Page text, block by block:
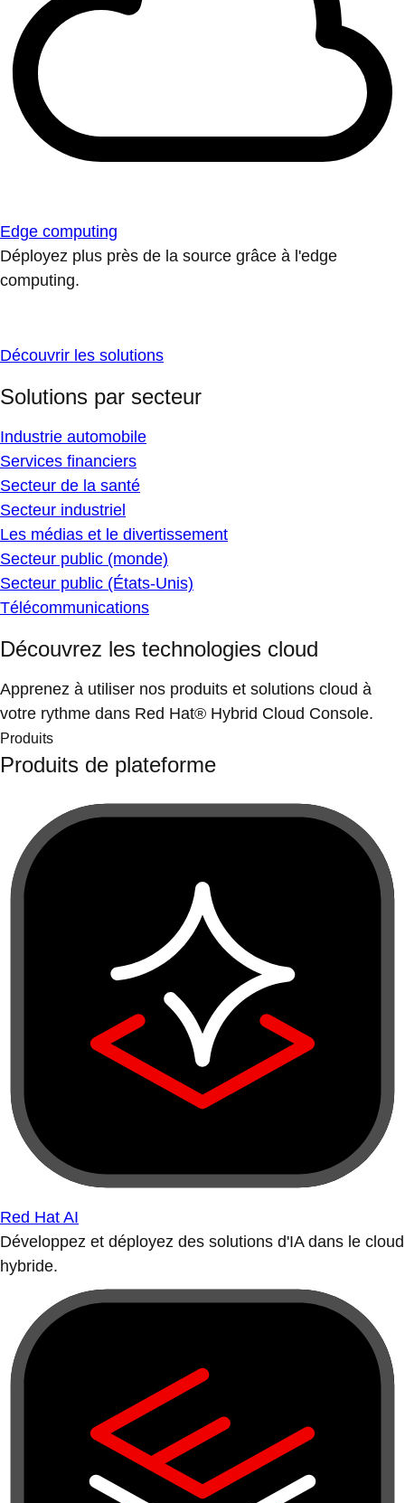
Edge computing
Déployez plus près de la source grâce à l'edge
computing.
Découvrir les solutions
Solutions par secteur
Industrie automobile
Services financiers
Secteur de la santé
Secteur industriel
Les médias et le divertissement
Secteur public (monde)
Secteur public (États-Unis)
Télécommunications
Découvrez les technologies cloud
Apprenez à utiliser nos produits et solutions cloud à
votre rythme dans Red Hat® Hybrid Cloud Console.
Produits
Produits de plateforme
Red Hat AI
Développez et déployez des solutions d'IA dans le cloud
hybride.